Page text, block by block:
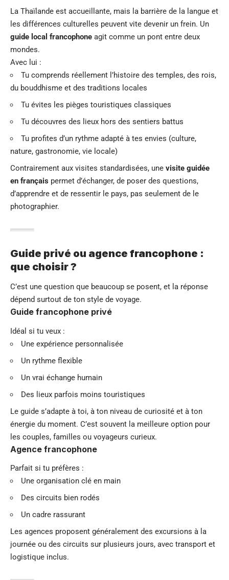
La Thaïlande est accueillante, mais la barrière de la langue et
les différences culturelles peuvent vite devenir un frein. Un
guide local francophone agit comme un pont entre deux
mondes.
Avec lui :
Tu comprends réellement l’histoire des temples, des rois,
du bouddhisme et des traditions locales
Tu évites les pièges touristiques classiques
Tu découvres des lieux hors des sentiers battus
Tu profites d’un rythme adapté à tes envies (culture,
nature, gastronomie, vie locale)
Contrairement aux visites standardisées, une visite guidée
en français permet d’échanger, de poser des questions,
d’apprendre et de ressentir le pays, pas seulement de le
photographier.
Guide privé ou agence francophone :
que choisir ?
C’est une question que beaucoup se posent, et la réponse
dépend surtout de ton style de voyage.
Guide francophone privé
Idéal si tu veux :
Une expérience personnalisée
Un rythme flexible
Un vrai échange humain
Des lieux parfois moins touristiques
Le guide s’adapte à toi, à ton niveau de curiosité et à ton
énergie du moment. C’est souvent la meilleure option pour
les couples, familles ou voyageurs curieux.
Agence francophone
Parfait si tu préfères :
Une organisation clé en main
Des circuits bien rodés
Un cadre rassurant
Les agences proposent généralement des excursions à la
journée ou des circuits sur plusieurs jours, avec transport et
logistique inclus.